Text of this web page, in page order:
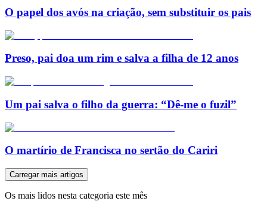
O papel dos avós na criação, sem substituir os pais
Preso, pai doa um rim e salva a filha de 12 anos
Um pai salva o filho da guerra: “Dê-me o fuzil”
O martírio de Francisca no sertão do Cariri
Carregar mais artigos
Os mais lidos nesta categoria este mês